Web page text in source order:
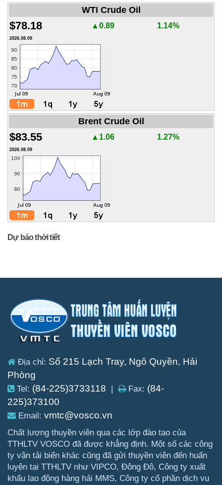
WTI Crude Oil
$78.18 ▲0.89 1.14%
2026.08.09
Brent Crude Oil
$83.55 ▲1.06 1.27%
2026.08.09
Dự báo thời tiết
Địa chỉ: Số 215 Lạch Tray, Ngô Quyền, Hải
Phòng
Tel: (84-225)3733118 | Fax: (84-
225)373100
Email: vmtc@vosco.vn
Chất lượng thuyền viên qua các lớp đào tạo của
TTHLTV VOSCO đã được khẳng định. Một số các công
ty vận tải biển khác cũng đã gửi thuyền viên đến huấn
luyện tại TTHLTV như VIPCO, Đông Đô, Công ty xuất
khẩu lao động hàng hải MMS, Công ty cổ phần dịch vụ